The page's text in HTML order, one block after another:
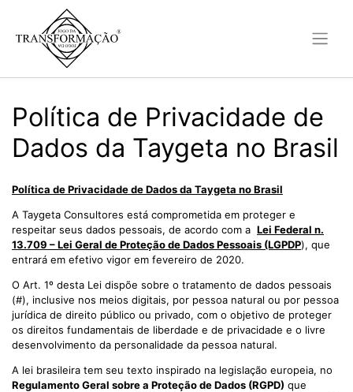
Política de Privacidade de
Dados da Taygeta no Brasil
Política de Privacidade de Dados da Taygeta no Brasil
A Taygeta Consultores está comprometida em proteger e
respeitar seus dados pessoais, de acordo com a Lei Federal n.
13.709 – Lei Geral de Proteção de Dados Pessoais (LGPDP), que
entrará em efetivo vigor em fevereiro de 2020.
O Art. 1º desta Lei dispõe sobre o tratamento de dados pessoais
(#), inclusive nos meios digitais, por pessoa natural ou por pessoa
jurídica de direito público ou privado, com o objetivo de proteger
os direitos fundamentais de liberdade e de privacidade e o livre
desenvolvimento da personalidade da pessoa natural.
A lei brasileira tem seu texto inspirado na legislação europeia, no
Regulamento Geral sobre a Proteção de Dados (RGPD) que